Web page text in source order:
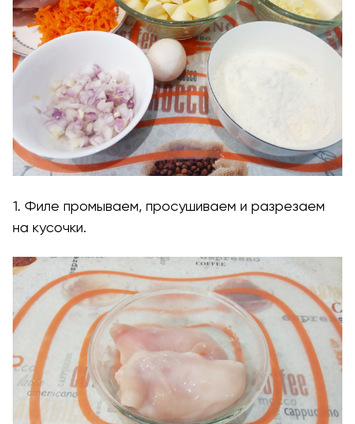
1. Филе промываем, просушиваем и разрезаем
на кусочки.